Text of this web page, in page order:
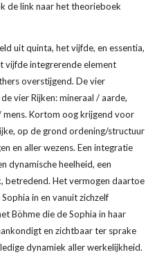
de link naar het theorieboek
uit quinta, het vijfde, en essentia,
vijfde integrerende element
overstijgend. De vier
vier Rijken: mineraal / aarde,
Kortom oog krijgend voor
op de grond ordening/structuur
en aller wezens. Een integratie
dynamische heelheid, een
betredend. Het vermogen daartoe
in en vanuit zichzelf
Böhme die de Sophia in haar
en zichtbaar ter sprake
dynamiek aller werkelijkheid.